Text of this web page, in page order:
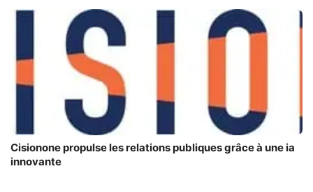
Cisionone propulse les relations publiques grâce à une ia
innovante